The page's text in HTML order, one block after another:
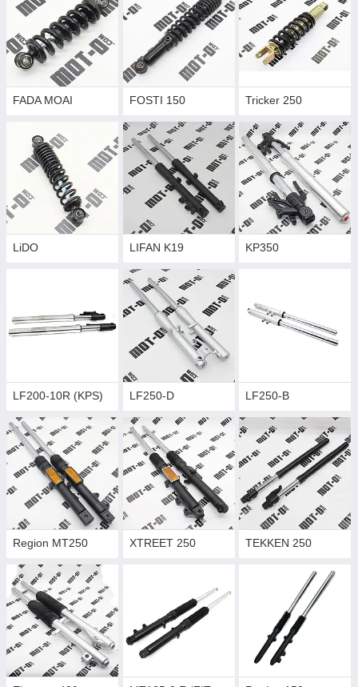
FADA MOAI FOSTI 150 Tricker 250
LiDO LIFAN K19 KP350
LF200-10R (KPS) LF250-D LF250-B
Region МТ250 XTREET 250 TEKKEN 250